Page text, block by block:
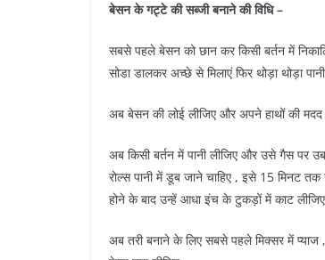
बेसन के गट्टे की सब्जी बनाने की विधि –
सबसे पहले बेसन को छान कर किसी बर्तन में
सोडा डालकर अच्छे से मिलाएं फिर थोड़ा थोड़ा
अब बेसन की लोई लीजिए और अपने हाथों की
अब किसी बर्तन में पानी लीजिए और उसे गैस पर
रोल्स पानी में डूब जाने चाहिए , इसे 15 मिनट तक
होने के बाद उन्हें आधा इंच के टुकड़ों में काट
अब तरी बनाने के लिए सबसे पहले मिक्सर में प्याज